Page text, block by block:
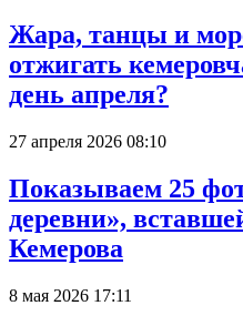
Жара, танцы и
отжигать
день апреля?
27 апреля 2026 08:10
Показываем 25
деревни»,
Кемерова
8 мая 2026 17:11